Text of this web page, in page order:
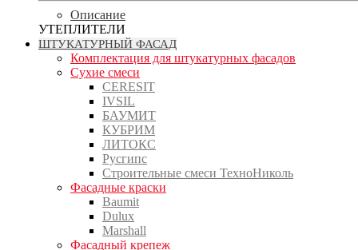
Описание
УТЕПЛИТЕЛИ
ШТУКАТУРНЫЙ ФАСАД
Комплектация для штукатурных фасадов
Сухие смеси
CERESIT
IVSIL
БАУМИТ
КУБРИМ
ЛИТОКС
Русгипс
Строительные смеси ТехноНиколь
Фасадные краски
Baumit
Dulux
Marshall
Фасадный крепеж